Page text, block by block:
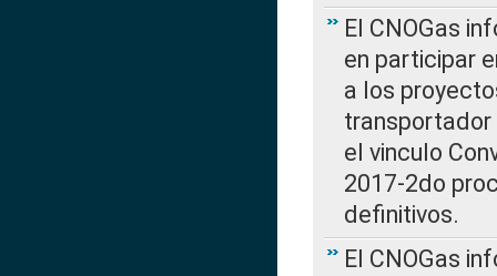
El CNOGas
en participar
a los
transportador
el vinculo
2017-2do
definitivos.
El CNOGas